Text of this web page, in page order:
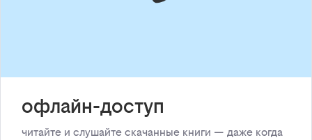
офлайн-доступ
читайте и слушайте скачанные книги — даже когда